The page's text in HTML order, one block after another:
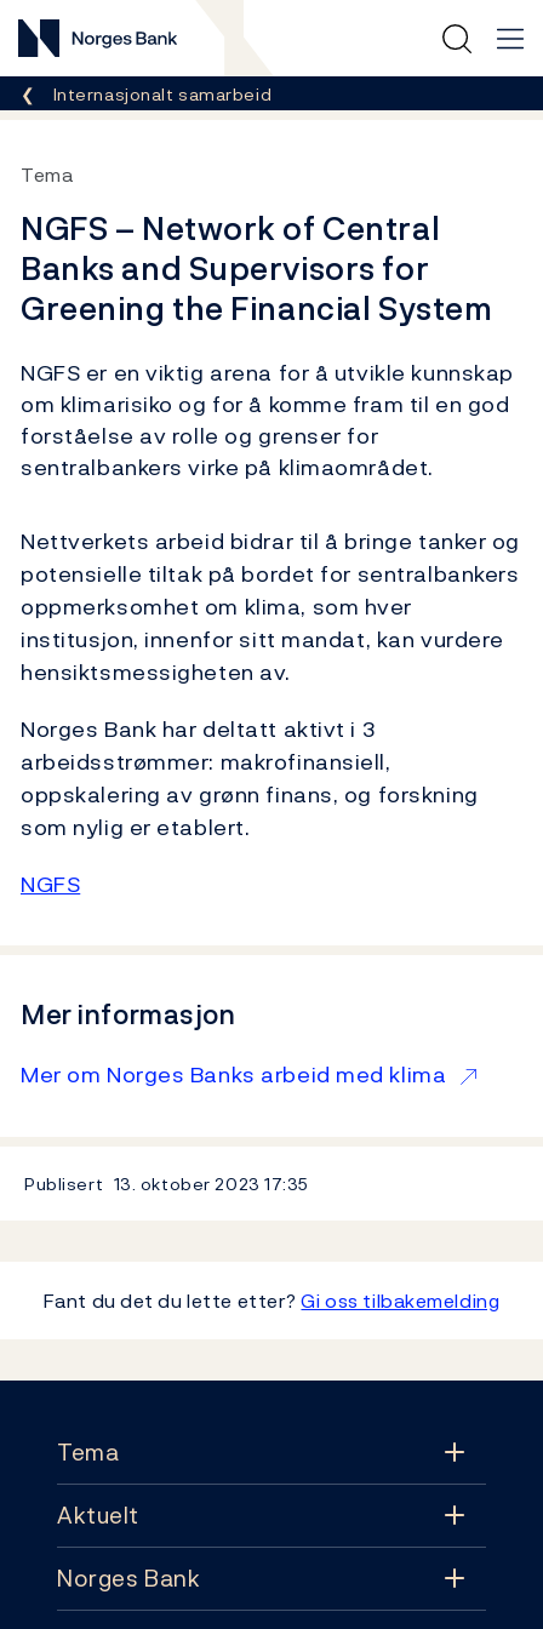
Norges Bank
Her er du nå:
Internasjonalt samarbeid
Tema
NGFS – Network of Central
Banks and Supervisors for
Greening the Financial System
NGFS er en viktig arena for å utvikle kunnskap
om klimarisiko og for å komme fram til en god
forståelse av rolle og grenser for
sentralbankers virke på klimaområdet.
Nettverkets arbeid bidrar til å bringe tanker og
potensielle tiltak på bordet for sentralbankers
oppmerksomhet om klima, som hver
institusjon, innenfor sitt mandat, kan vurdere
hensiktsmessigheten av.
Norges Bank har deltatt aktivt i 3
arbeidsstrømmer: makrofinansiell,
oppskalering av grønn finans, og forskning
som nylig er etablert.
NGFS
Mer informasjon
Mer om Norges Banks arbeid med klima
Publisert 13. oktober 202317:35
Fant du det du lette etter?Gi oss tilbakemelding
Tema
Tema
Pengepolitikk
Aktuelt
Aktuelt
Norges Bank